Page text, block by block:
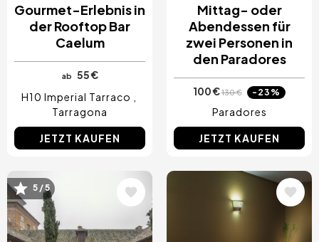
Gourmet-Erlebnis in
der Rooftop Bar
Caelum
ab
55 €
H10 Imperial Tarraco
Tarragona
JETZT KAUFEN
Mittag- oder
Abendessen für
zwei Personen in
den Paradores
100 €130 € -23%
Paradores
JETZT KAUFEN
Bild5 / 5